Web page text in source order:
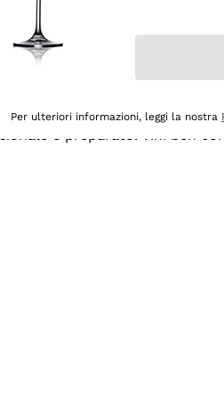
e preparato. Vini ben
Per ulteriori informazioni, leggi la nostra